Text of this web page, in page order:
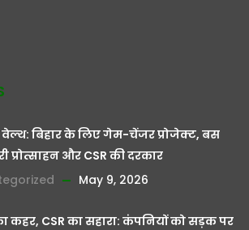
बिहार के लिए गेम-चेंजर प्रोजेक्ट, बस
प्रोत्साहन और CSR की दरकार
May 9, 2026
कहर, CSR का सहारा: कंपनियों को सड़क पर